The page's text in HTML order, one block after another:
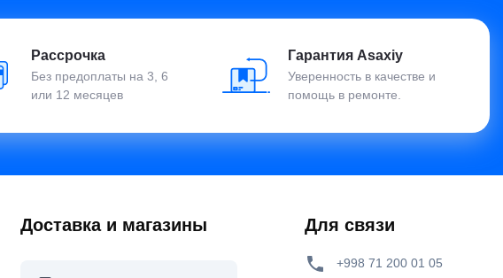
Рассрочка
Без предоплаты на 3, 6
или 12 месяцев
Гарантия Asaxiy
Уверенность в качестве и
помощь в ремонте.
Доставка и магазины Для связи
+998 71 200 01 05